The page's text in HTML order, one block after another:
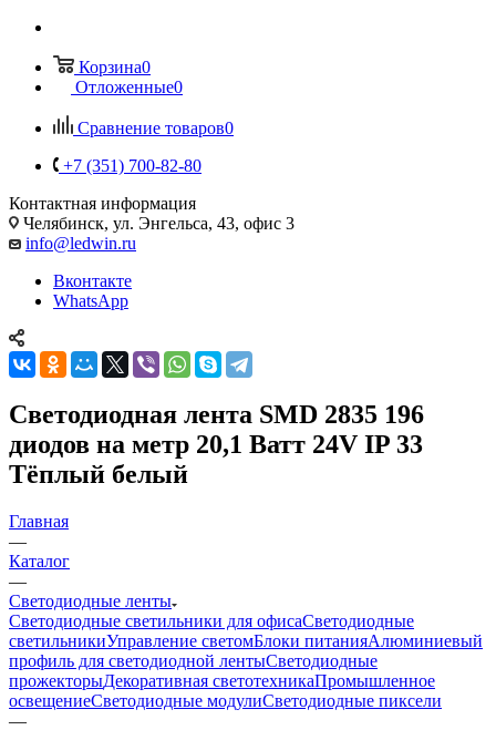
Корзина0
Отложенные0
Сравнение товаров0
+7 (351) 700-82-80
Контактная информация
Челябинск, ул. Энгельса, 43, офис 3
info@ledwin.ru
Вконтакте
WhatsApp
Светодиодная лента SMD 2835 196
диодов на метр 20,1 Ватт 24V IP 33
Тёплый белый
Главная
—
Каталог
—
Светодиодные ленты
Светодиодные светильники для офисаСветодиодные
светильникиУправление светомБлоки питанияАлюминиевый
профиль для светодиодной лентыСветодиодные
прожекторыДекоративная светотехникаПромышленное
освещениеСветодиодные модулиСветодиодные пиксели
—